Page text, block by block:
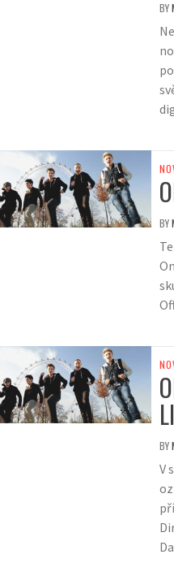
BY
BY
BY
V